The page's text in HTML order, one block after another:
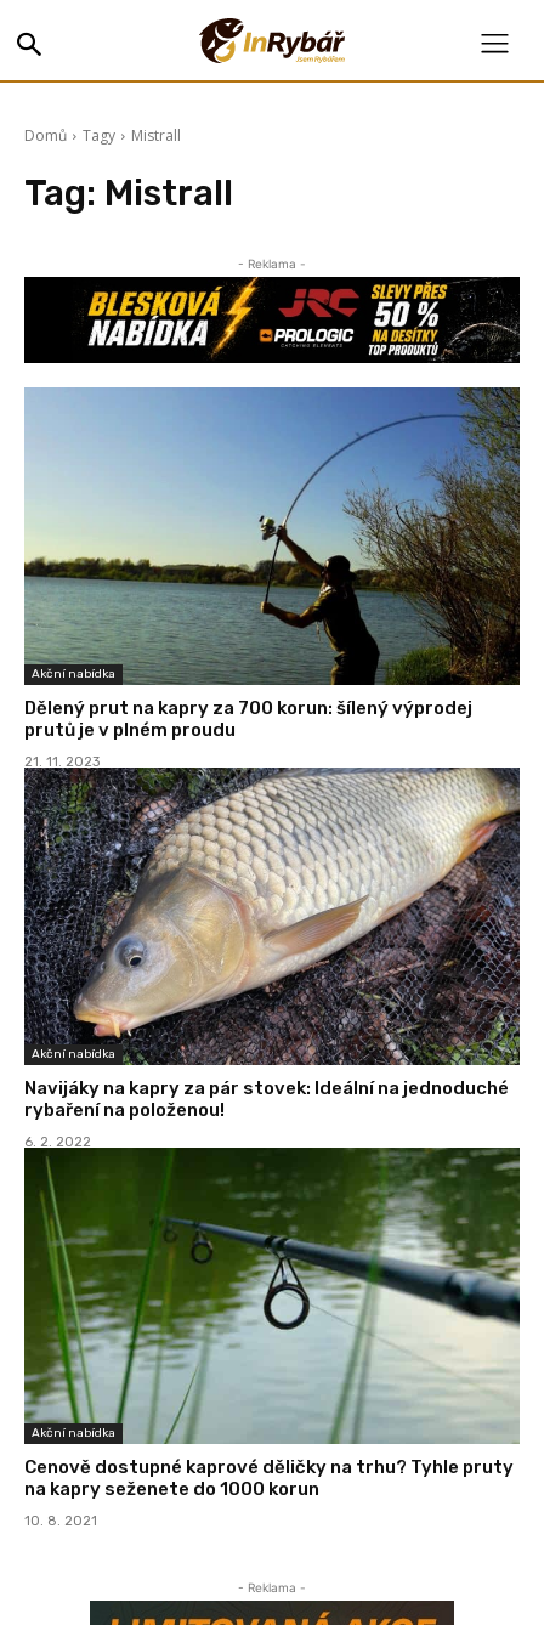
Domů Tagy Mistrall
Tag: Mistrall
- Reklama -
Akční nabídka
Dělený prut na kapry za 700 korun: šílený výprodej
prutů je v plném proudu
21. 11. 2023
Akční nabídka
Navijáky na kapry za pár stovek: Ideální na jednoduché
rybaření na položenou!
6. 2. 2022
Akční nabídka
Cenově dostupné kaprové děličky na trhu? Tyhle pruty
na kapry seženete do 1000 korun
10. 8. 2021
- Reklama -